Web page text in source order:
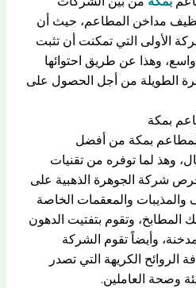
مداخن المطاعم، حيث أن
الأولى التي تمكنت أن تثبت
وهذا عن طريق احتوائها
الطويلة من أجل الحصول على
بمكة
بمكة من أفضل
وهذ لما توفره من تقنيات
شركة الجوهرة الذهبية على
والمذيبات والمعقمات الخاصة
المطابخ، وتقوم بتفتيت الدهون
وأيضاً تقوم الشركة
الروائح الكريهة التي تصدر
وصحة العاملين.